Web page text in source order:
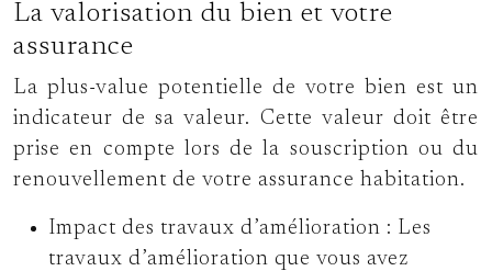
La valorisation du bien et votre
assurance
La plus-value potentielle de votre bien est un
indicateur de sa valeur. Cette valeur doit être
prise en compte lors de la souscription ou du
renouvellement de votre assurance habitation.
Impact des travaux d’amélioration : Les
travaux d’amélioration que vous avez